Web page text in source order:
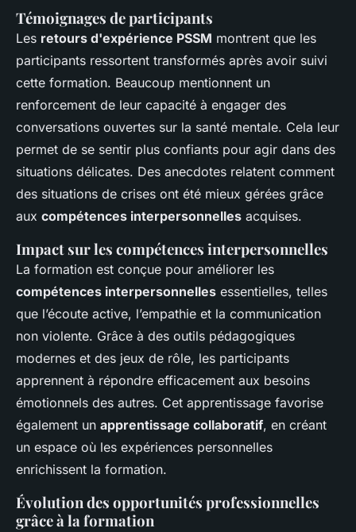
Témoignages de participants
Les retours d'expérience PSSM montrent que les
participants ressortent transformés après avoir suivi
cette formation. Beaucoup mentionnent un
renforcement de leur capacité à engager des
conversations ouvertes sur la santé mentale. Cela leur
permet de se sentir plus confiants pour agir dans des
situations délicates. Des anecdotes relatent comment
des situations de crises ont été mieux gérées grâce
aux compétences interpersonnelles acquises.
Impact sur les compétences interpersonnelles
La formation est conçue pour améliorer les
compétences interpersonnelles essentielles, telles
que l’écoute active, l’empathie et la communication
non violente. Grâce à des outils pédagogiques
modernes et des jeux de rôle, les participants
apprennent à répondre efficacement aux besoins
émotionnels des autres. Cet apprentissage favorise
également un apprentissage collaboratif, en créant
un espace où les expériences personnelles
enrichissent la formation.
Évolution des opportunités professionnelles
grâce à la formation